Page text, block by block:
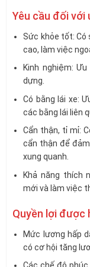
Yêu cầu đối với
Sức khỏe tốt:
cao, làm việc
Kinh nghiệm:
dựng.
Có bằng lái xe:
các bằng lái liên
Cẩn thận, tỉ mỉ:
cẩn thận để
xung quanh.
Khả năng thích
mới và làm việc
Quyền lợi được
Mức lương hấp
có cơ hội tăng